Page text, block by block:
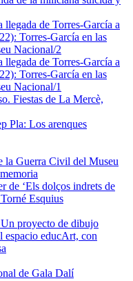
llegada de Torres-García a
Torres-García en las
Nacional/2
llegada de Torres-García a
Torres-García en las
Nacional/1
Fiestas de La Mercè,
Pla: Los arenques
la Guerra Civil del Museu
de ‘Els dolços indrets de
Esquius
proyecto de dibujo
espacio educArt, con
de Gala Dalí